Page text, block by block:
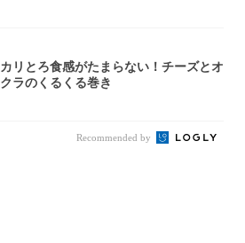
カリとろ食感がたまらない！チーズとオ
クラのくるくる巻き
Recommended by